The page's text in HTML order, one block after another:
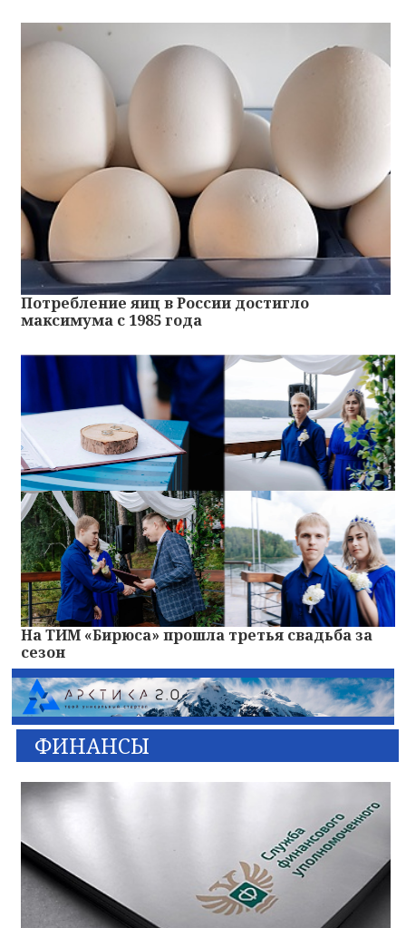
Потребление яиц в России достигло
максимума с 1985 года
На ТИМ «Бирюса» прошла третья свадьба за
сезон
ФИНАНСЫ